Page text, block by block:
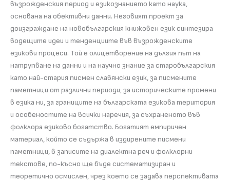
възрожденския период и езикознанието като наука,
основана на обективни данни. Неговият проект за
доизграждане на новобългарския книжовен език синтезира
водещите идеи и тенденциите във възрожденските
езикови процеси. Той е олицетворение на дългия път на
натрупване на данни и на научно знание за старобългарския
като най-стария писмен славянски език, за писмените
паметници от различни периоди, за историческите промени
в езика ни, за границите на българската езикова територия
и особеностите на всички наречия, за съхраненото във
фолклора езиково богатство. Богатият емпиричен
материал, който се съдържа в издирените писмени
паметници, в записите на диалектна реч и фолклорни
текстове, по-късно ще бъде систематизиран и
теоретично осмислен, чрез което се задава перспективата